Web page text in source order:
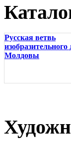
Русская ветвь
изобразительного
Молдовы